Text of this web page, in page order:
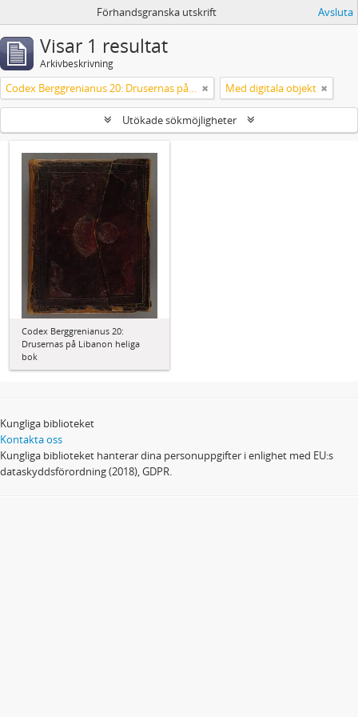
Förhandsgranska utskrift Avsluta
Visar 1 resultat
Arkivbeskrivning
Codex Berggrenianus 20: Drusernas på Libanon heliga bok Med digitala objekt
Utökade sökmöjligheter
Codex Berggrenianus 20:
Drusernas på Libanon heliga
bok
Kungliga biblioteket
Kontakta oss
Kungliga biblioteket hanterar dina personuppgifter i enlighet med EU:s
dataskyddsförordning (2018), GDPR.